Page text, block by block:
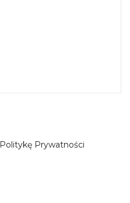
Politykę Prywatności